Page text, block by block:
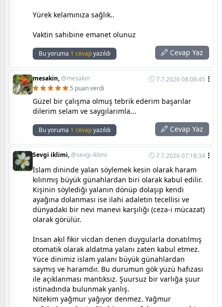
Yürek kelamınıza sağlık..
Vaktin sahibine emanet olunuz
Bu yoruma 1 cevapyazıldı Cevap Yaz
mesakin,@mesakin
7.7.2026 08:08:45
5 puan verdi
Güzel bir çalışma olmuş tebrik ederim başarılar
dilerim selam ve saygılarımla...
Bu yoruma 1 cevapyazıldı Cevap Yaz
Sevgi iklimi,@sevgi-iklimi 7.7.2026 07:18:34
İslam dininde yalan söylemek kesin olarak haram
kılınmış büyük günahlardan biri olarak kabul edilir.
Kişinin söylediği yalanın dönüp dolaşıp kendi
ayağına dolanması ise ilahi adaletin tecellisi ve
dünyadaki bir nevi manevi karşılığı (ceza-i mücazat)
olarak görülür.
İnsan aķıl fikir vicdan denen duygularla donatılmış
otomatik olarak aldatma yalanı zaten kabul etmez.
Yüce dinimiz islam yalanı büyük günahlardan
saymış ve haramdır. Bu durumun gök yüzü hafızası
ile açıklanması mantıksız. Şuursuz bir varlığa şuur
istinadında bulunmak yanlış.
Nitekim yağmur yağıyor denmez. Yağmur